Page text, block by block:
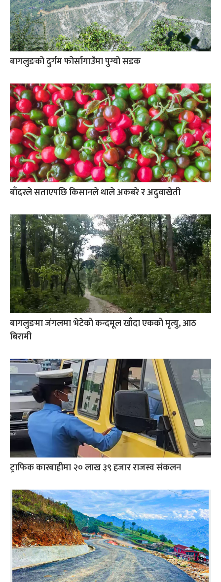
बागलुङको दुर्गम फोर्सागाउँमा पुग्यो सडक
बाँदरले सताएपछि किसानले थाले अकबरे र अदुवाखेती
बागलुङमा जंगलमा भेटेको कन्दमूल खाँदा एकको मृत्यु, आठ
बिरामी
ट्राफिक कारबाहीमा २० लाख ३९ हजार राजस्व संकलन